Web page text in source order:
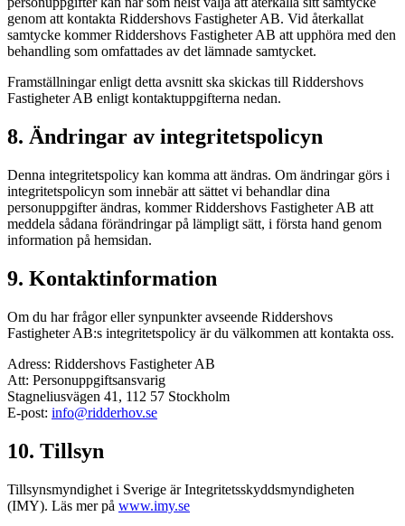
genom att kontakta Riddershovs Fastigheter AB. Vid återkallat
samtycke kommer Riddershovs Fastigheter AB att upphöra med den
behandling som omfattades av det lämnade samtycket.
Framställningar enligt detta avsnitt ska skickas till Riddershovs
Fastigheter AB enligt kontaktuppgifterna nedan.
8. Ändringar av integritetspolicyn
Denna integritetspolicy kan komma att ändras. Om ändringar görs i
integritetspolicyn som innebär att sättet vi behandlar dina
personuppgifter ändras, kommer Riddershovs Fastigheter AB att
meddela sådana förändringar på lämpligt sätt, i första hand genom
information på hemsidan.
9. Kontaktinformation
Om du har frågor eller synpunkter avseende Riddershovs
Fastigheter AB:s integritets­policy är du välkommen att kontakta oss.
Adress: Riddershovs Fastigheter AB
Att: Personuppgiftsansvarig
Stagneliusvägen 41, 112 57 Stockholm
E-post: info@ridderhov.se
10. Tillsyn
Tillsynsmyndighet i Sverige är Integritetsskyddsmyndigheten
(IMY). Läs mer på www.imy.se